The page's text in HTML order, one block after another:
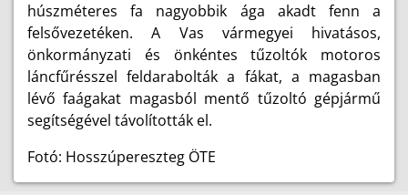
húszméteres fa nagyobbik ága akadt fenn a
felsővezetéken. A Vas vármegyei hivatásos,
önkormányzati és önkéntes tűzoltók motoros
láncfűrésszel feldarabolták a fákat, a magasban
lévő faágakat magasból mentő tűzoltó gépjármű
segítségével távolították el.
Fotó: Hosszúpereszteg ÖTE